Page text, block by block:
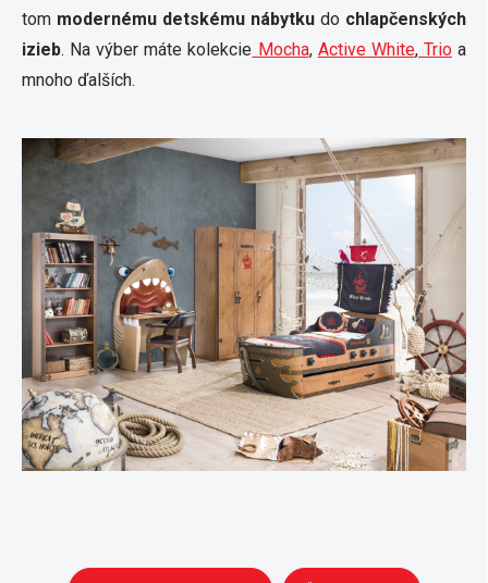
tom modernému detskému nábytku do chlapčenských
izieb. Na výber máte kolekcie Mocha, Active White,Trioa
mnoho ďalších.